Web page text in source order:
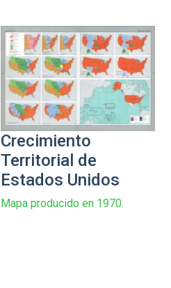
Crecimiento
Territorial de
Estados Unidos
Mapa producido en 1970.